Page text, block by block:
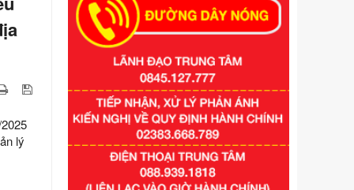
lý
Số kí hiệu:351/2025/NĐ-CP
Tên: Nghị định số 351/2025/NĐ-CP